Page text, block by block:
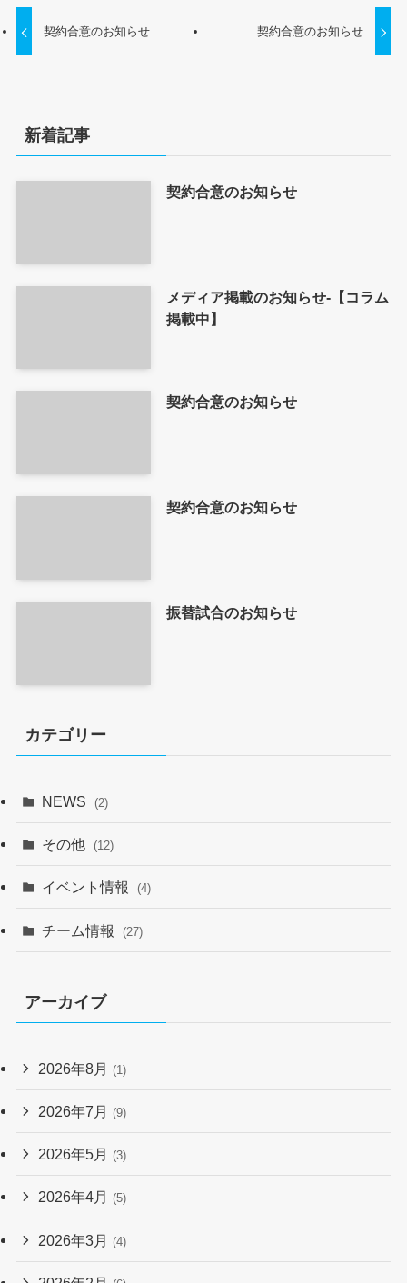
契約合意のお知らせ 契約合意のお知らせ
新着記事
契約合意のお知らせ
メディア掲載のお知らせ-【コラム
掲載中】
契約合意のお知らせ
契約合意のお知らせ
振替試合のお知らせ
カテゴリー
NEWS (2)
その他 (12)
イベント情報 (4)
チーム情報 (27)
アーカイブ
2026年8月 (1)
2026年7月 (9)
2026年5月 (3)
2026年4月 (5)
2026年3月 (4)